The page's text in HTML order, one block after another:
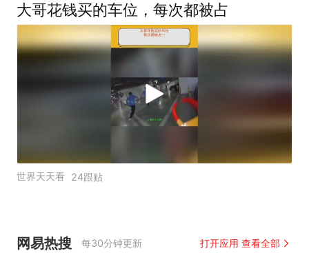
大哥花钱买的车位，每次都被占
世界天天看 24跟贴
网易热搜 每30分钟更新 打开应用 查看全部